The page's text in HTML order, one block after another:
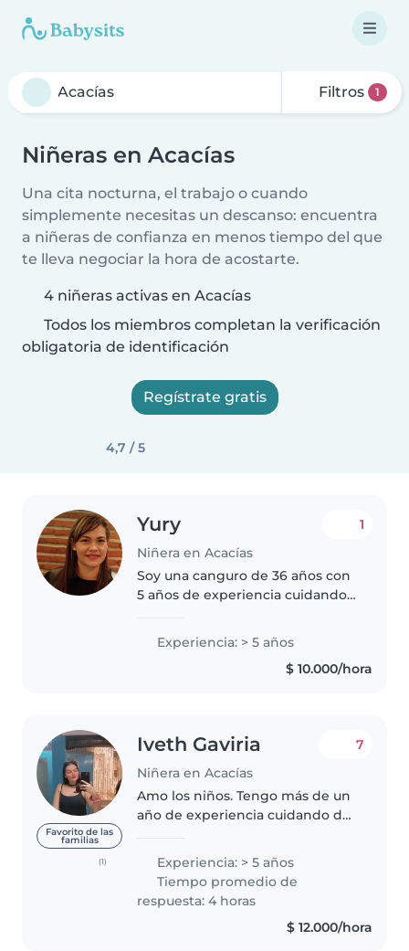
Filtros 1
Niñeras en Acacías
Una cita nocturna, el trabajo o cuando
simplemente necesitas un descanso: encuentra
a niñeras de confianza en menos tiempo del que
te lleva negociar la hora de acostarte.
4 niñeras activas en Acacías
Todos los miembros completan la verificación
obligatoria de identificación
Regístrate gratis
4,7 / 5
Yury
Niñera en Acacías
1
Soy una canguro de 36 años con
5 años de experiencia cuidando
responsable, amigable y
paciente. Cuento con certificado
Experiencia: > 5 años
$ 10.000/hora
Favorito de las
familias
(1)
Iveth Gaviria
Niñera en Acacías
7
Amo los niños. Tengo más de un
año de experiencia cuidando de
encantaría tener la oportunidad
de seguir disfrutando con..
Experiencia: > 5 años
Tiempo promedio de
respuesta: 4 horas
$ 12.000/hora